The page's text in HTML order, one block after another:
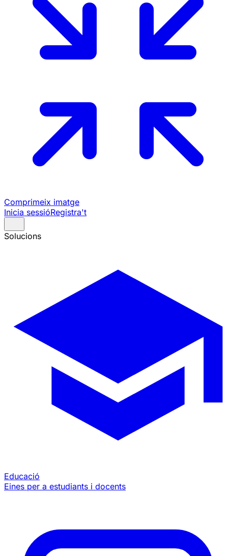
Comprimeix imatge
Inicia sessióRegistra't
Solucions
Educació
Eines per a estudiants i docents